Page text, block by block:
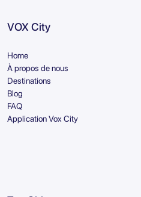
VOX City
Home
À propos de nous
Destinations
Blog
FAQ
Application Vox City